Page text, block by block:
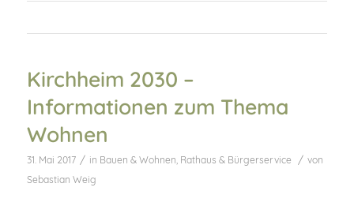
Kirchheim 2030 –
Informationen zum Thema
Wohnen
31. Mai 2017 / in Bauen & Wohnen Rathaus & Bürgerservice / von
Sebastian Weig